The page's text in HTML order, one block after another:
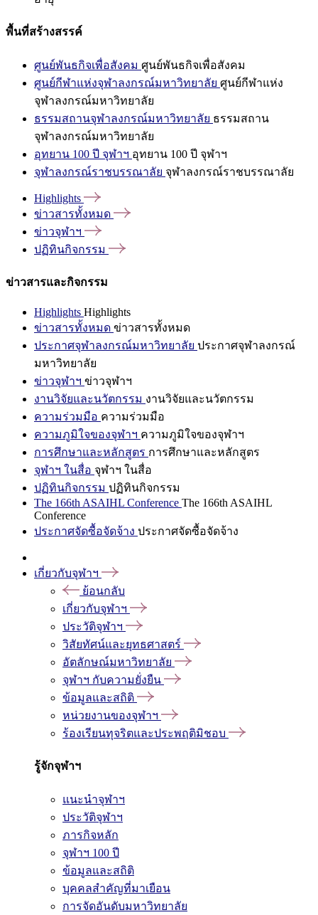
พื้นที่สร้างสรรค์
ศูนย์พันธกิจเพื่อสังคม ศูนย์พันธกิจเพื่อสังคม
ศูนย์กีฬาแห่งจุฬาลงกรณ์มหาวิทยาลัย ศูนย์กีฬาแห่ง
จุฬาลงกรณ์มหาวิทยาลัย
ธรรมสถานจุฬาลงกรณ์มหาวิทยาลัย ธรรมสถาน
จุฬาลงกรณ์มหาวิทยาลัย
อุทยาน 100 ปี จุฬาฯ อุทยาน 100 ปี จุฬาฯ
จุฬาลงกรณ์ราชบรรณาลัย จุฬาลงกรณ์ราชบรรณาลัย
Highlights
ข่าวสารทั้งหมด
ข่าวจุฬาฯ
ปฏิทินกิจกรรม
ข่าวสารและกิจกรรม
Highlights Highlights
ข่าวสารทั้งหมด ข่าวสารทั้งหมด
ประกาศจุฬาลงกรณ์มหาวิทยาลัย ประกาศจุฬาลงกรณ์
มหาวิทยาลัย
ข่าวจุฬาฯ ข่าวจุฬาฯ
งานวิจัยและนวัตกรรม งานวิจัยและนวัตกรรม
ความร่วมมือ ความร่วมมือ
ความภูมิใจของจุฬาฯ ความภูมิใจของจุฬาฯ
การศึกษาและหลักสูตร การศึกษาและหลักสูตร
จุฬาฯ ในสื่อ จุฬาฯ ในสื่อ
ปฏิทินกิจกรรม ปฏิทินกิจกรรม
The 166th ASAIHL Conference The 166th ASAIHL
Conference
ประกาศจัดซื้อจัดจ้าง ประกาศจัดซื้อจัดจ้าง
เกี่ยวกับจุฬาฯ
ย้อนกลับ
เกี่ยวกับจุฬาฯ
ประวัติจุฬาฯ
วิสัยทัศน์และยุทธศาสตร์
อัตลักษณ์มหาวิทยาลัย
จุฬาฯ กับความยั่งยืน
ข้อมูลและสถิติ
หน่วยงานของจุฬาฯ
ร้องเรียนทุจริตและประพฤติมิชอบ
รู้จักจุฬาฯ
แนะนำจุฬาฯ
ประวัติจุฬาฯ
ภารกิจหลัก
จุฬาฯ 100 ปี
ข้อมูลและสถิติ
บุคคลสำคัญที่มาเยือน
การจัดอันดับมหาวิทยาลัย